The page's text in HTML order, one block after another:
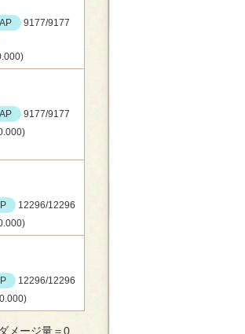
AP
9177/9177
AP
9177/9177
12296/12296
12296/12296
メージ量＝0